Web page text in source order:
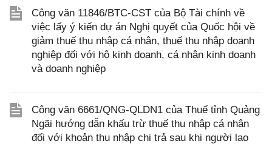
Công văn 11846/BTC-CST của Bộ Tài chính về
việc lấy ý kiến dự án Nghị quyết của Quốc hội về
giảm thuế thu nhập cá nhân, thuế thu nhập doanh
nghiệp đối với hộ kinh doanh, cá nhân kinh doanh
và doanh nghiệp
Công văn 6661/QNG-QLDN1 của Thuế tỉnh Quảng
Ngãi hướng dẫn khấu trừ thuế thu nhập cá nhân
đối với khoản thu nhập chi trả sau khi người lao